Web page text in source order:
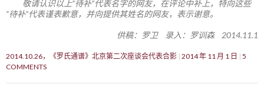
敬请认识以上“待补”代表名字的网友，在评论中补上，特向这些
“待补”代表谨表歉意，并向提供其姓名的网友，表示谢意。
供稿：罗卫 录入：罗训森 2014.11.1
2014.10.26，《罗氏通谱》北京第二次座谈会代表合影 2014 年 11 月 1 日
5
COMMENTS